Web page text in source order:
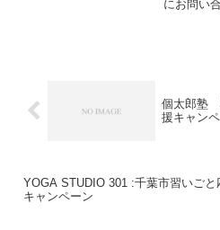
にお問い
個太郎塾
援キャン
YOGA STUDIO 301 :千葉市習いごと
キャンペーン